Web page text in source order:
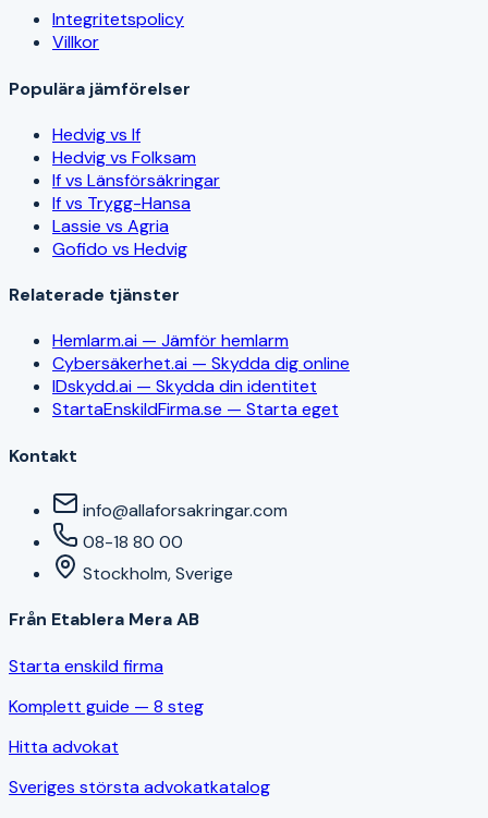
Integritetspolicy
Villkor
Populära jämförelser
Hedvig vs If
Hedvig vs Folksam
If vs Länsförsäkringar
If vs Trygg-Hansa
Lassie vs Agria
Gofido vs Hedvig
Relaterade tjänster
Hemlarm.ai — Jämför hemlarm
Cybersäkerhet.ai — Skydda dig online
IDskydd.ai — Skydda din identitet
StartaEnskildFirma.se — Starta eget
Kontakt
info@allaforsakringar.com
08-18 80 00
Stockholm, Sverige
Från Etablera Mera AB
Starta enskild firma
Komplett guide — 8 steg
Hitta advokat
Sveriges största advokatkatalog